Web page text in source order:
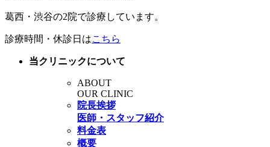
葛西・渋谷の2院で診療しています。
診療時間・休診日はこちら
当クリニックについて
ABOUT
OUR CLINIC
院長挨拶
医師・スタッフ紹介
料金表
概要